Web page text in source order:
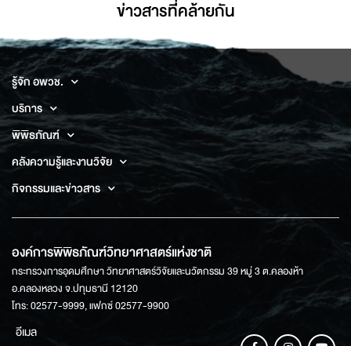
ข่าวสารที่่คล้ายกัน
รู้จัก อพวช.
บริการ
พิพิธภัณฑ์
คลังความรู้และงานวิจัย
กิจกรรมและข่าวสาร
องค์การพิพิธภัณฑ์วิทยาศาสตร์แห่งชาติ
กระทรวงการอุดมศึกษา วิทยาศาสตร์วิจัยและนวัตกรรม 39 หมู่ 3 ต.คลองห้า
อ.คลองหลวง จ.ปทุมธานี 12120
โทร: 02577-9999, แฟกซ์ 02577-9900
อีเมล